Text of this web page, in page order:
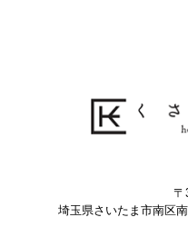
〒
埼玉県さいたま市南区